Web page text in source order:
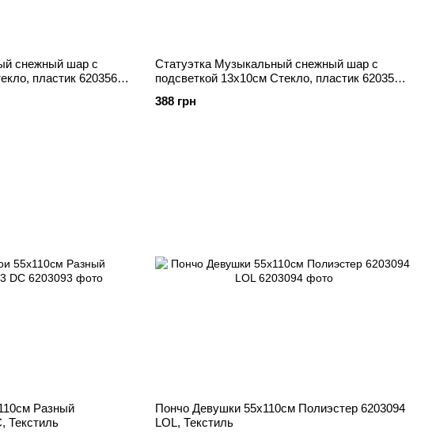
снежный шар с
пластик 6203568
Статуэтка Музыкальный снежный шар с
подсветкой 13х10см Стекло, пластик 6203569
388 грн
Разный
Текстиль
Пончо Девушки 55х110см Полиэстер 6203094
LOL, Текстиль